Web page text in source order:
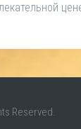
Reserved.